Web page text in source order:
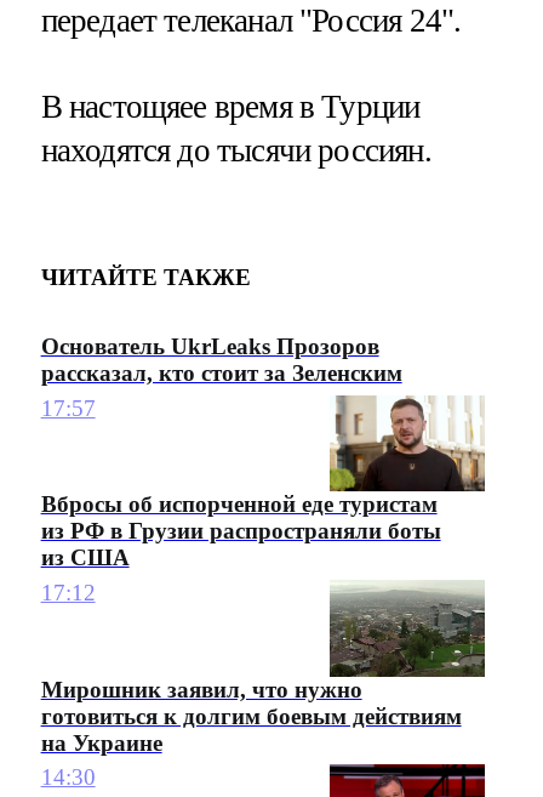
передает телеканал "Россия 24".
В настощяее время в Турции
находятся до тысячи россиян.
ЧИТАЙТЕ ТАКЖЕ
Основатель UkrLeaks Прозоров
рассказал, кто стоит за Зеленским
17:57
Вбросы об испорченной еде туристам
из РФ в Грузии распространяли боты
из США
17:12
Мирошник заявил, что нужно
готовиться к долгим боевым действиям
на Украине
14:30